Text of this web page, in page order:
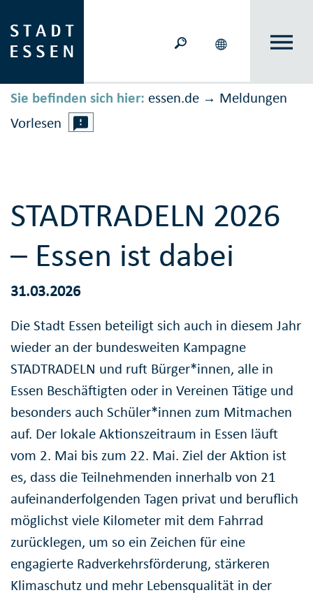
Sie befinden sich hier: essen.de → Meldungen
Vorlesen
STADTRADELN 2026
– Essen ist dabei
31.03.2026
Die Stadt Essen beteiligt sich auch in diesem Jahr
wieder an der bundesweiten Kampagne
STADTRADELN und ruft Bürger*innen, alle in
Essen Beschäftigten oder in Vereinen Tätige und
besonders auch Schüler*innen zum Mitmachen
auf. Der lokale Aktionszeitraum in Essen läuft
vom 2. Mai bis zum 22. Mai. Ziel der Aktion ist
es, dass die Teilnehmenden innerhalb von 21
aufeinanderfolgenden Tagen privat und beruflich
möglichst viele Kilometer mit dem Fahrrad
zurücklegen, um so ein Zeichen für eine
engagierte Radverkehrsförderung, stärkeren
Klimaschutz und mehr Lebensqualität in der